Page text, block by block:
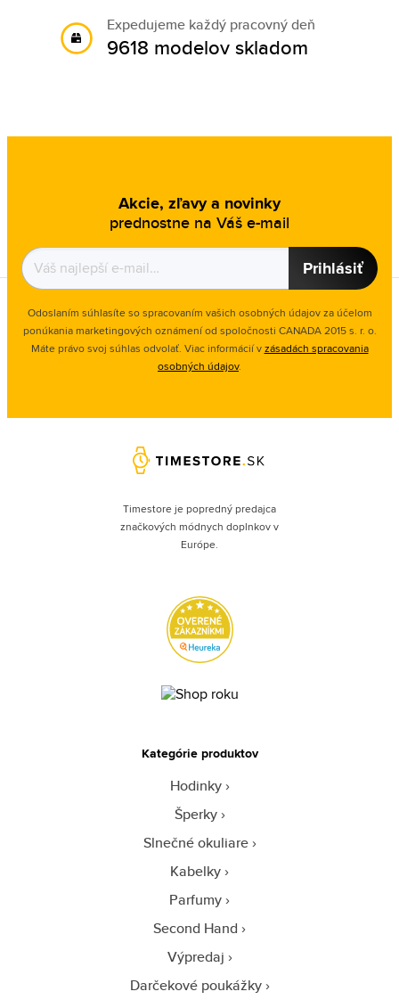
Expedujeme každý pracovný deň
9618 modelov skladom
Akcie, zľavy a novinky
prednostne na Váš e-mail
Prihlásiť
Odoslaním súhlasíte so spracovaním vašich osobných údajov za účelom
ponúkania marketingových oznámení od spoločnosti CANADA 2015 s. r. o.
Máte právo svoj súhlas odvolať. Viac informácií vzásadách spracovania
osobných údajov.
Timestore je popredný predajca
značkových módnych doplnkov v
Európe.
Kategórie produktov
Hodinky
Šperky
Slnečné okuliare
Kabelky
Parfumy
Second Hand
Výpredaj
Darčekové poukážky